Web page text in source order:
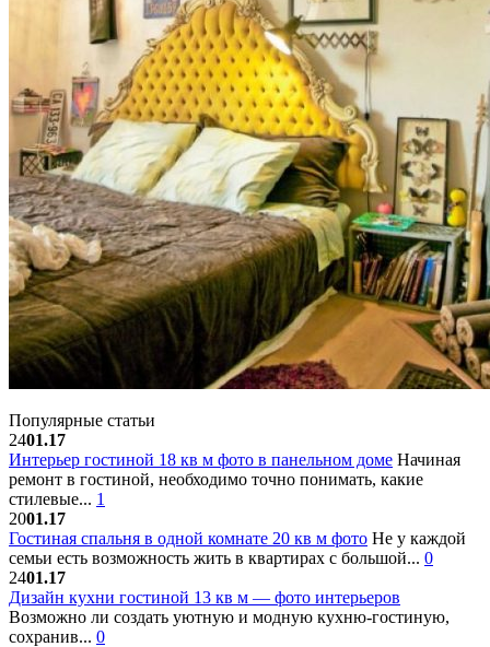
Популярные статьи
2401.17
Интерьер гостиной 18 кв м фото в панельном доме Начиная
ремонт в гостиной, необходимо точно понимать, какие
стилевые... 1
2001.17
Гостиная спальня в одной комнате 20 кв м фото Не у каждой
семьи есть возможность жить в квартирах с большой... 0
2401.17
Дизайн кухни гостиной 13 кв м — фото интерьеров
Возможно ли создать уютную и модную кухню-гостиную,
сохранив... 0